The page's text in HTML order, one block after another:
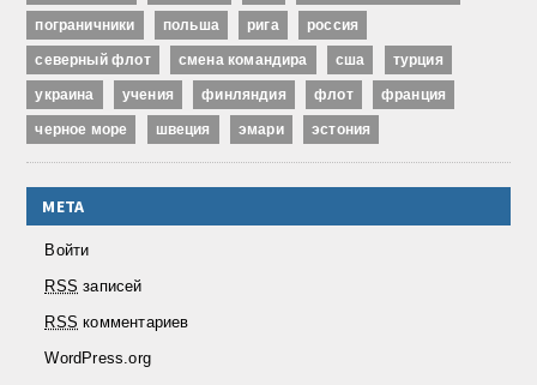
пограничники польша рига россия
северный флот смена командира сша турция
украина учения финляндия флот франция
черное море швеция эмари эстония
МЕТА
Войти
RSS записей
RSS комментариев
WordPress.org